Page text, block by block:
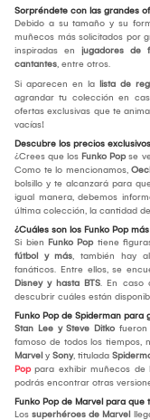
Sorpréndete con las grandes
Debido a su tamaño y su
muñecos más solicitados por
inspiradas en jugadores de
cantantes, entre otros.
Si aparecen en la lista de
agrandar tu colección en
ofertas exclusivas que te
vacías!
Descubre los precios
¿Crees que los Funko Popse
Como te lo mencionamos,
bolsillo y te alcanzará para
igual manera, debemos
última colección, la cantidad
¿Cuáles son los Funko Pop
Si bien Funko Poptiene
fútbol y más, también hay
fanáticos. Entre ellos, se
Disney y hasta BTS. En caso
descubrir cuáles están
Funko Pop de Spiderman para
Stan Lee y Steve Ditko
famoso de todos los tiempos,
Marvel y Sony, titulada
Poppara exhibir muñecos de
podrás encontrar otras
Funko Pop de Marvel para
Los superhéroes de Marvel